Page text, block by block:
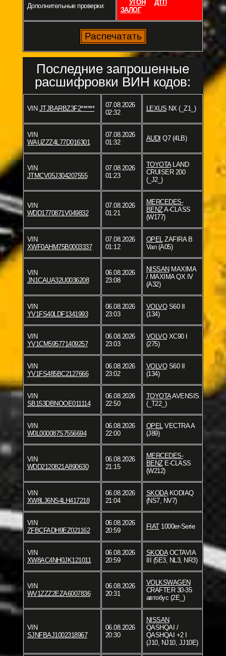
Дополнительные проверки: УГОН
ДТП
ЗАЛОГ
Последние запрошенные
расшифровки ВИН кодов:
VIN JTJBARBZ3F2******
07.08.2026
02:32
LEXUS NX (_Z1_)
VIN
WAUZZZ4L77D016301
07.08.2026
01:32
AUDI Q7 (4LB)
VIN
JTMCV05J304207555
07.08.2026
01:23
TOYOTALAND
CRUISER 200
(_J2_)
VIN
WDD1770871V049832
07.08.2026
01:21
MERCEDES-
BENZA-CLASS
(W177)
VIN
XWF0AHM75B0003337
07.08.2026
01:12
OPELZAFIRA B
Van (A05)
VIN
JN1CAUA32U0036208
06.08.2026
23:08
NISSAN MAXIMA
/ MAXIMA QX IV
(A32)
VIN
YV1FS40LDF1341993
06.08.2026
23:03
VOLVOS60 II
(134)
VIN
YV1CM595771409257
06.08.2026
23:03
VOLVOXC90 I
(275)
VIN
YV1FS485BC2127666
06.08.2026
23:02
VOLVOS60 II
(134)
VIN
SB153DBNOOE011114
06.08.2026
22:50
TOYOTAAVENSIS
(_T22_)
VIN
W0L000087S7556694
06.08.2026
22:00
OPELVECTRA A
(J89)
VIN
WDD2120821A890630
06.08.2026
21:15
MERCEDES-
BENZE-CLASS
(W212)
VIN
XW8LJ6NS4LH417218
06.08.2026
21:04
SKODAKODIAQ
(NS7, NV7)
VIN
ZFBCFADH9EZ021162
06.08.2026
20:59
FIAT1000er-Serie
VIN
XW8AC4NH0JK121011
06.08.2026
20:59
SKODAOCTAVIA
III (5E3, NL3, NR3)
VIN
WV1ZZZ2EZA6007836
06.08.2026
20:31
VOLKSWAGEN
CRAFTER 30-35
автобус (2E_)
VIN
SJNFBAJ1002318967
06.08.2026
20:30
NISSAN
QASHQAI /
QASHQAI +2 I
(J10, NJ10, JJ10E)